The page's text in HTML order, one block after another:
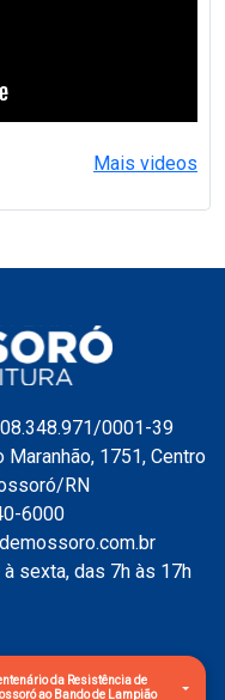
da Resistência de
ao Bando de Lampião
Mais videos
0001-39
1751, Centro
RN
6000
sexta, das 7h às 17h